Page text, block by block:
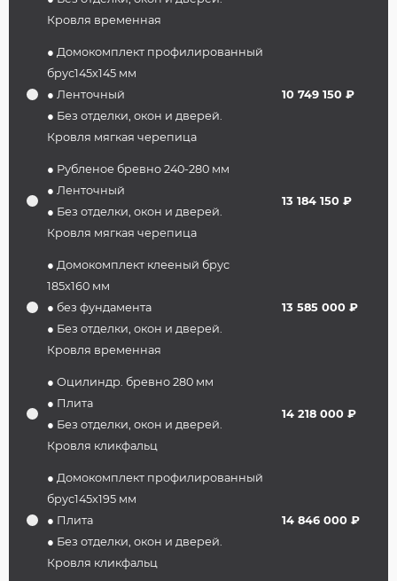
Кровля временная
● Домокомплект профилированный
брус145х145 мм
● Ленточный
● Без отделки, окон и дверей.
Кровля мягкая черепица
10 749 150 ₽
● Рубленое бревно 240-280 мм
● Ленточный
● Без отделки, окон и дверей.
Кровля мягкая черепица
13 184 150 ₽
● Домокомплект клееный брус
185х160 мм
● без фундамента
● Без отделки, окон и дверей.
Кровля временная
13 585 000 ₽
● Оцилиндр. бревно 280 мм
● Плита
● Без отделки, окон и дверей.
Кровля кликфальц
14 218 000 ₽
● Домокомплект профилированный
брус145х195 мм
● Плита
● Без отделки, окон и дверей.
Кровля кликфальц
14 846 000 ₽